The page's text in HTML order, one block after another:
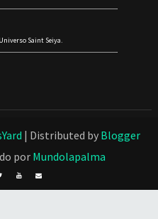
Saint Seiya.
| Distributed by Blogger
por Mundolapalma